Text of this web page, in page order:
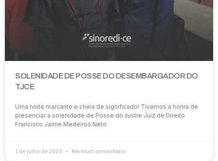
SOLENIDADE DE POSSE DO DESEMBARGADOR DO
TJCE
Uma noite marcante e cheia de significado! Tivemos a honra de
presenciar a solenidade de Posse do ilustre Juiz de Direito
Francisco Jaime Medeiros Neto
1 de julho de 2023 Nenhum comentário